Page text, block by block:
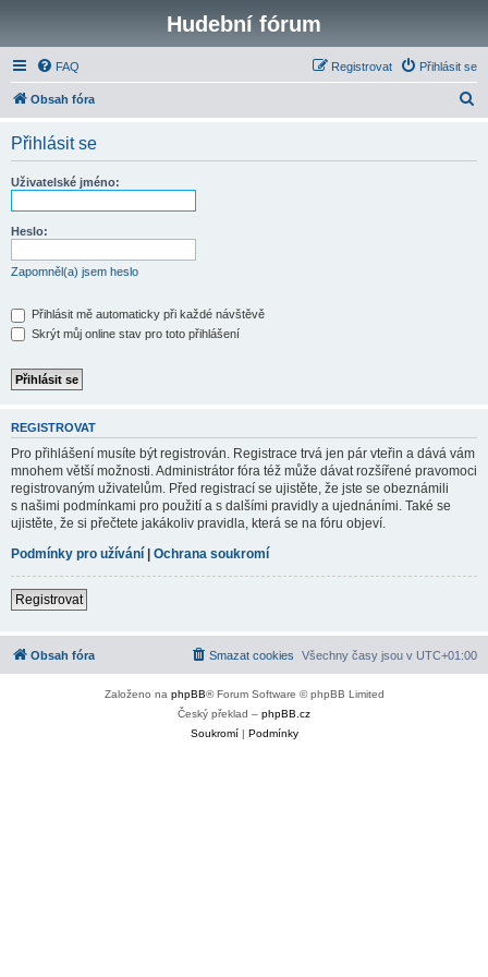
Hudební fórum
FAQ Přihlásit se
Registrovat
Obsah fóra
Přihlásit se
Uživatelské jméno:
Heslo:
Zapomněl(a) jsem heslo
Přihlásit mě automaticky při každé návštěvě
Skrýt můj online stav pro toto přihlášení
REGISTROVAT
Pro přihlášení musíte být registrován. Registrace trvá jen pár vteřin a dává vám
mnohem větší možnosti. Administrátor fóra též může dávat rozšířené pravomoci
registrovaným uživatelům. Před registrací se ujistěte, že jste se obeznámili
s našimi podmínkami pro použití a s dalšími pravidly a ujednáními. Také se
ujistěte, že si přečtete jakákoliv pravidla, která se na fóru objeví.
Podmínky pro užívání | Ochrana soukromí
Registrovat
Obsah fóra Všechny časy jsou v UTC+01:00
Smazat cookies
Založeno na phpBB® Forum Software © phpBB Limited
Český překlad – phpBB.cz
Soukromí| Podmínky